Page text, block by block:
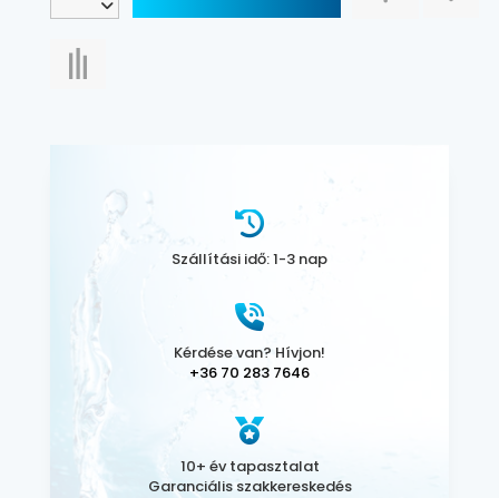
Szállítási idő: 1-3 nap
Kérdése van? Hívjon!
+36 70 283 7646
10+ év tapasztalat
Garanciális szakkereskedés